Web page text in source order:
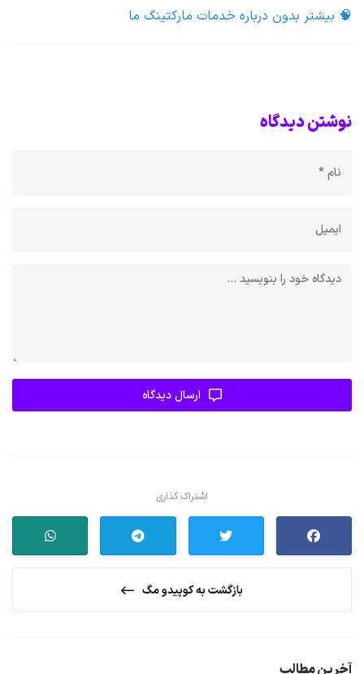
🧠 بیشتر بدون درباره خدمات مارکتینگ ما
نوشتن دیدگاه
ارسال دیدگاه
اشتراک گذاری
بازگشت به کوپیدو مگ